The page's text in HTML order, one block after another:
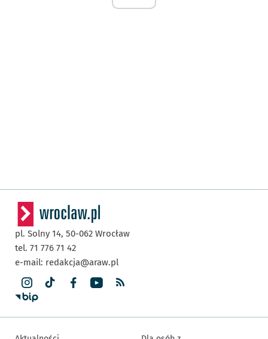
pl. Solny 14, 50-062 Wrocław
tel. 71 776 71 42
e-mail: redakcja@araw.pl